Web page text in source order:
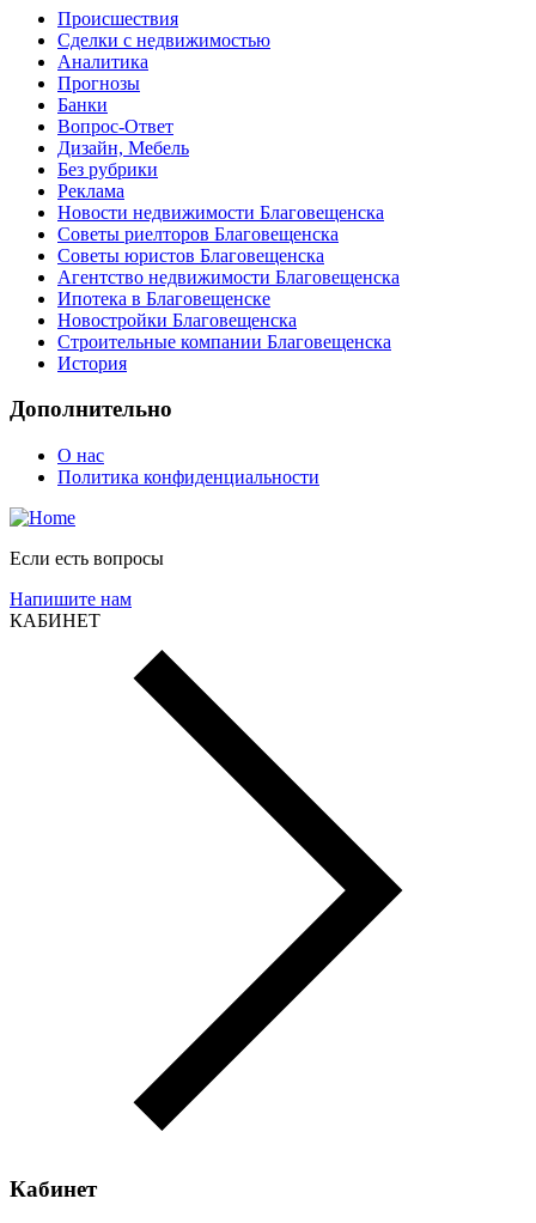
Происшествия
Сделки с недвижимостью
Аналитика
Прогнозы
Банки
Вопрос-Ответ
Дизайн, Мебель
Без рубрики
Реклама
Новости недвижимости Благовещенска
Советы риелторов Благовещенска
Советы юристов Благовещенска
Агентство недвижимости Благовещенска
Ипотека в Благовещенске
Новостройки Благовещенска
Строительные компании Благовещенска
История
Дополнительно
О нас
Политика конфиденциальности
Если есть вопросы
Напишите нам
КАБИНЕТ
Кабинет